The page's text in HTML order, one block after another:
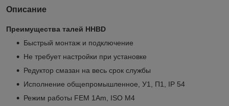
Описание
Преимущества талей HHBD
Быстрый монтаж и подключение
Не требует настройки при установке
Редуктор смазан на весь срок службы
Исполнение общепромышленное, У1, П1, IP 54
Режим работы FEM 1Аm, ISO M4